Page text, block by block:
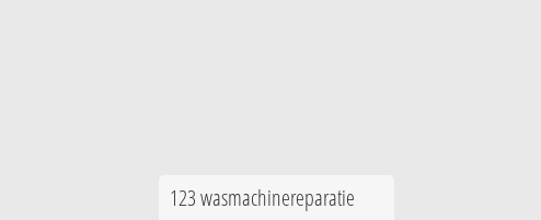
123 wasmachinereparatie